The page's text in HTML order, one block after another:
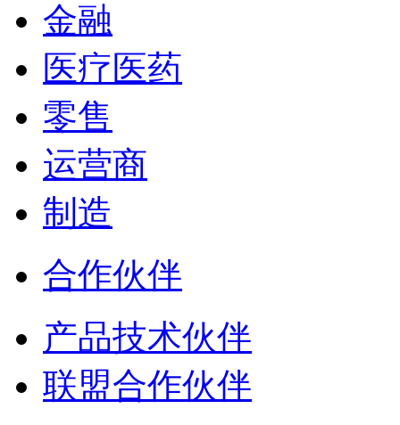
金融
医疗医药
零售
运营商
制造
合作伙伴
产品技术伙伴
联盟合作伙伴